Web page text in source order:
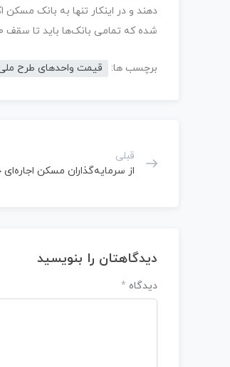
دهند و در اینکار تنها به بانک
شده که تمامی بانک‌ها باید تا سقف ۲۰ درصد از تسهیلات بانک خود را به بحث مسکن اختصاص دهند.
برچسب ها: قیمت واحدهای طرح
قبلی
از سرمایه‌گذاران مسکن
دیدگاهتان را بنویسید
دیدگاه *